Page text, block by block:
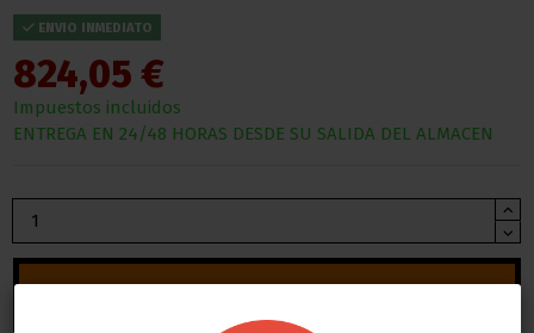
ENVIO INMEDIATO
824,05 €
Impuestos incluidos
ENTREGA EN 24/48 HORAS DESDE SU SALIDA DEL ALMACEN